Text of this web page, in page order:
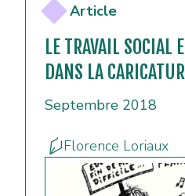
Article
LE TRAVAIL SOCIAL
DANS LA
Septembre 2018
Florence Loriaux